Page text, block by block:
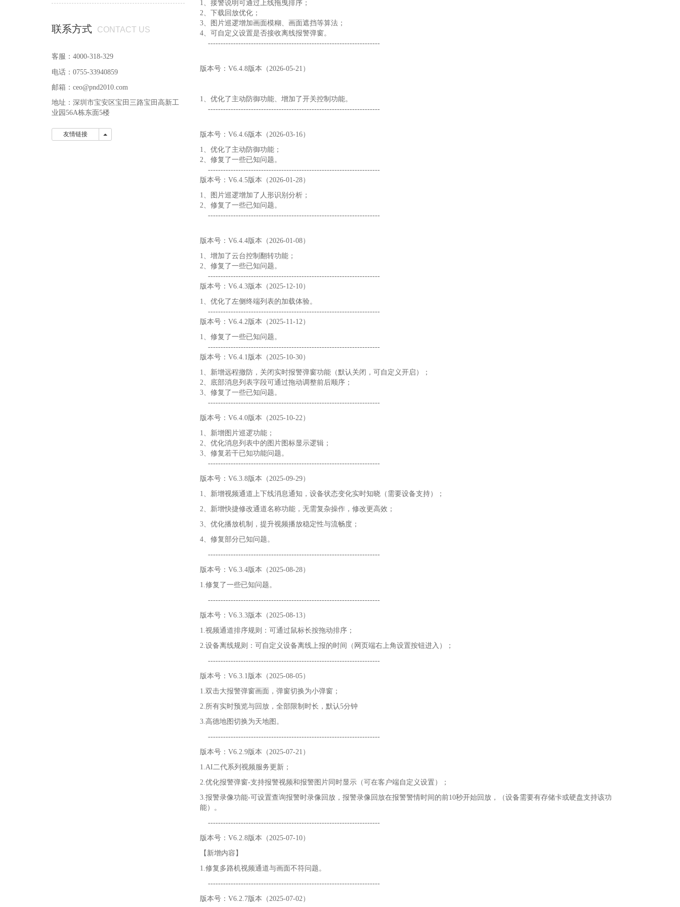
1、接警说明可通过上线拖曳排序；
2、下载回放优化；
3、图片巡逻增加画面模糊、画面遮挡等算法；
4、可自定义设置是否接收离线报警弹窗。
--------------------------------------------------------------------
版本号：V6.4.8版本（2026-05-21）
1、优化了主动防御功能、增加了开关控制功能。
--------------------------------------------------------------------
版本号：V6.4.6版本（2026-03-16）
1、优化了主动防御功能；
2、修复了一些已知问题。
--------------------------------------------------------------------
版本号：V6.4.5版本（2026-01-28）
1、图片巡逻增加了人形识别分析；
2、修复了一些已知问题。
--------------------------------------------------------------------
版本号：V6.4.4版本（2026-01-08）
1、增加了云台控制翻转功能；
2、修复了一些已知问题。
--------------------------------------------------------------------
版本号：V6.4.3版本（2025-12-10）
1、优化了左侧终端列表的加载体验。
--------------------------------------------------------------------
版本号：V6.4.2版本（2025-11-12）
1、修复了一些已知问题。
--------------------------------------------------------------------
版本号：V6.4.1版本（2025-10-30）
1、新增远程撤防，关闭实时报警弹窗功能（默认关闭，可自定义开启）；
2、底部消息列表字段可通过拖动调整前后顺序；
3、修复了一些已知问题。
--------------------------------------------------------------------
版本号：V6.4.0版本（2025-10-22）
1、新增图片巡逻功能；
2、优化消息列表中的图片图标显示逻辑；
3、修复若干已知功能问题。
--------------------------------------------------------------------
版本号：V6.3.8版本（2025-09-29）
1、新增视频通道上下线消息通知，设备状态变化实时知晓（需要设备支持）；
2、新增快捷修改通道名称功能，无需复杂操作，修改更高效；
3、优化播放机制，提升视频播放稳定性与流畅度；
4、修复部分已知问题。
--------------------------------------------------------------------
版本号：V6.3.4版本（2025-08-28）
1.修复了一些已知问题。
--------------------------------------------------------------------
版本号：V6.3.3版本（2025-08-13）
1.视频通道排序规则：可通过鼠标长按拖动排序；
2.设备离线规则：可自定义设备离线上报的时间（网页端右上角设置按钮进入）；
--------------------------------------------------------------------
版本号：V6.3.1版本（2025-08-05）
1.双击大报警弹窗画面，弹窗切换为小弹窗；
2.所有实时预览与回放，全部限制时长，默认5分钟
3.高德地图切换为天地图。
--------------------------------------------------------------------
版本号：V6.2.9版本（2025-07-21）
1.AI二代系列视频服务更新；
2.优化报警弹窗-支持报警视频和报警图片同时显示（可在客户端自定义设置）；
3.报警录像功能-可设置查询报警时录像回放，报警录像回放在报警警情时间的前10秒开始回放，（设备需要有存储卡或硬盘支持该功
能）。
--------------------------------------------------------------------
版本号：V6.2.8版本（2025-07-10）
【新增内容】
1.修复多路机视频通道与画面不符问题。
--------------------------------------------------------------------
版本号：V6.2.7版本（2025-07-02）
联系方式 CONTACT US
客服：4000-318-329
电话：0755-33940859
邮箱：ceo@pnd2010.com
地址：深圳市宝安区宝田三路宝田高新工
业园56A栋东面5楼
友情链接 友情链接